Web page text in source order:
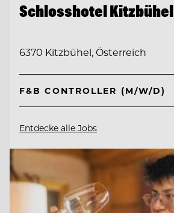
Schlosshotel Kitzbühel
6370 Kitzbühel, Österreich
F&B CONTROLLER (M/W/D)
Entdecke alle Jobs